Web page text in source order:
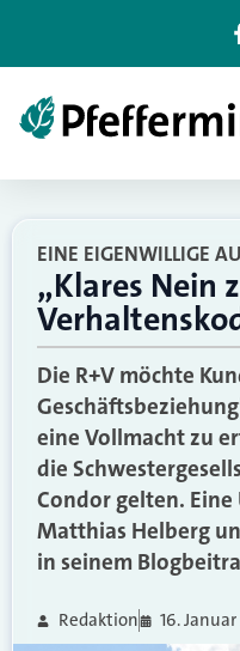
EINE EIGENWILLIGE
„Klares Nein
Die R+V möchte
eine Vollmacht zu
die
Condor gelten.
Matthias Helberg
in seinem
Redaktion 16. Januar